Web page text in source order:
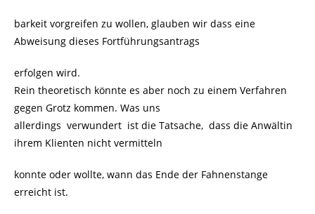
barkeit vorgreifen zu wollen, glauben wir dass eine
Abweisung dieses Fortführungsantrags
erfolgen wird.
Rein theoretisch könnte es aber noch zu einem Verfahren
gegen Grotz kommen. Was uns
allerdings verwundert ist die Tatsache, dass die Anwältin
ihrem Klienten nicht vermitteln
konnte oder wollte, wann das Ende der Fahnenstange
erreicht ist.